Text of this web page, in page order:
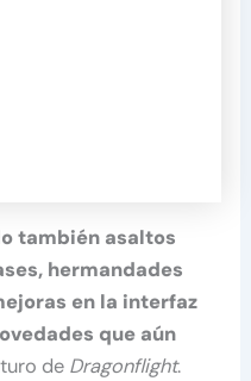
también asaltos
hermandades
en la interfaz
que aún
de Dragonflight.